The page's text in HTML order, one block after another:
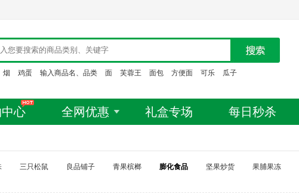
烟 鸡蛋 输入商品名、品类 面 芙蓉王 面包 方便面 可乐 瓜子
心 全网优惠 礼盒专场 每日秒杀
三只松鼠 良品铺子 青果槟榔 膨化食品 坚果炒货 果脯果冻